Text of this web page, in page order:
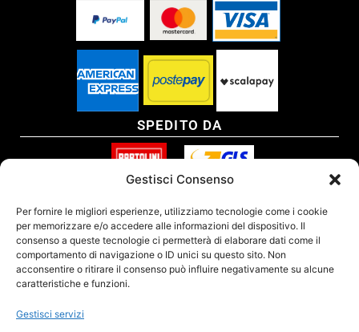
Gestisci Consenso
Per fornire le migliori esperienze, utilizziamo tecnologie come i cookie
per memorizzare e/o accedere alle informazioni del dispositivo. Il
consenso a queste tecnologie ci permetterà di elaborare dati come il
comportamento di navigazione o ID unici su questo sito. Non
acconsentire o ritirare il consenso può influire negativamente su alcune
caratteristiche e funzioni.
Gestisci servizi
SPEDITO DA